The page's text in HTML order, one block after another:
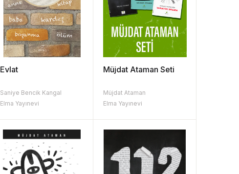
Evlat
Saniye Bencik Kangal
Elma Yayınevi
Müjdat Ataman Seti
Müjdat Ataman
Elma Yayınevi